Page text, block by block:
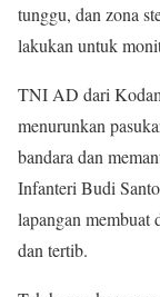
tunggu, dan zona
lakukan untuk
TNI AD dari
menurunkan
bandara dan
Infanteri Budi
lapangan membuat
dan tertib.